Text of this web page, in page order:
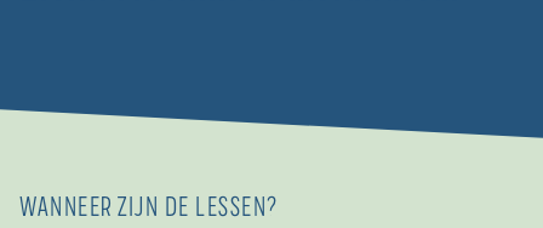
WANNEER ZIJN DE LESSEN?